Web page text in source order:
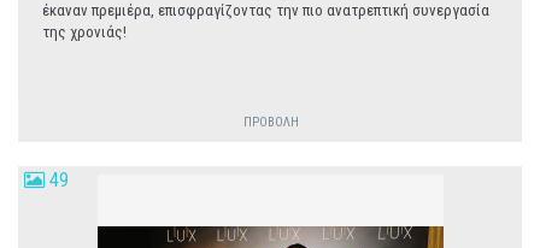
έκαναν πρεμιέρα, επισφραγίζοντας την πιο ανατρεπτική συνεργασία
της χρονιάς!
ΠΡΟΒΟΛΗ
49